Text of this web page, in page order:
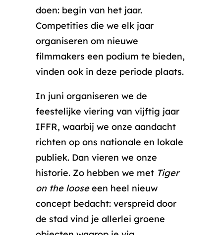
doen: begin van het jaar.
Competities die we elk jaar
organiseren om nieuwe
filmmakers een podium te bieden,
vinden ook in deze periode plaats.
In juni organiseren we de
feestelijke viering van vijftig jaar
IFFR, waarbij we onze aandacht
richten op ons nationale en lokale
publiek. Dan vieren we onze
historie. Zo hebben we met Tiger
on the looseeen heel nieuw
concept bedacht: verspreid door
de stad vind je allerlei groene